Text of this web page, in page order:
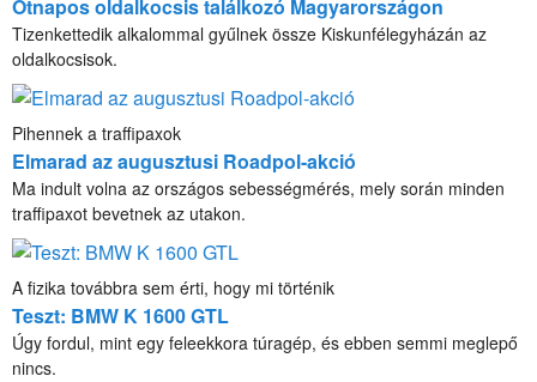
Ötnapos oldalkocsis találkozó Magyarországon
Tizenkettedik alkalommal gyűlnek össze Kiskunfélegyházán az
oldalkocsisok.
Pihennek a traffipaxok
Elmarad az augusztusi Roadpol-akció
Ma indult volna az országos sebességmérés, mely során minden
traffipaxot bevetnek az utakon.
A fizika továbbra sem érti, hogy mi történik
Teszt: BMW K 1600 GTL
Úgy fordul, mint egy feleekkora túragép, és ebben semmi meglepő
nincs.